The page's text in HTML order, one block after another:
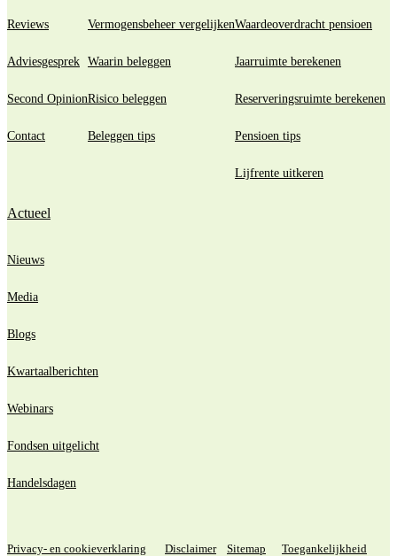
Reviews
Adviesgesprek
Second Opinion
Contact
Vermogensbeheer vergelijken
Waarin beleggen
Risico beleggen
Beleggen tips
Waardeoverdracht pensioen
Jaarruimte berekenen
Reserveringsruimte berekenen
Pensioen tips
Lijfrente uitkeren
Actueel
Nieuws
Media
Blogs
Kwartaalberichten
Webinars
Fondsen uitgelicht
Handelsdagen
Privacy- en cookieverklaring Disclaimer Sitemap Toegankelijkheid